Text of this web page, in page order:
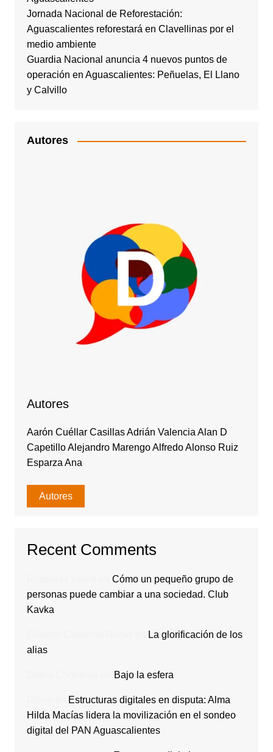
Jornada Nacional de Reforestación:
Aguascalientes reforestará en Clavellinas por el
medio ambiente
Guardia Nacional anuncia 4 nuevos puntos de
operación en Aguascalientes: Peñuelas, El Llano
y Calvillo
Autores
Autores
Aarón Cuéllar Casillas Adrián Valencia Alan D
Capetillo Alejandro Marengo Alfredo Alonso Ruiz
Esparza Ana
Autores
Recent Comments
Cómo un pequeño grupo de
personas puede cambiar a una sociedad. Club
Kavka
La glorificación de los
alias
Bajo la esfera
Estructuras digitales en disputa: Alma
Hilda Macías lidera la movilización en el sondeo
digital del PAN Aguascalientes